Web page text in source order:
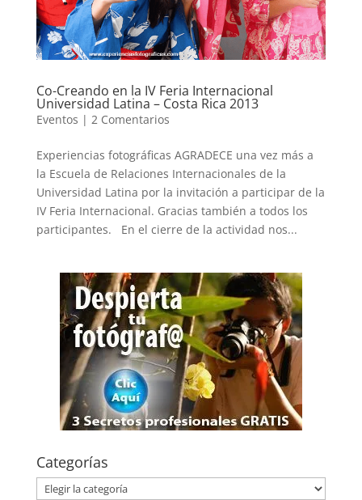
Co-Creando en la IV Feria Internacional
Universidad Latina – Costa Rica 2013
Eventos | 2 Comentarios
Experiencias fotográficas AGRADECE una vez más a
la Escuela de Relaciones Internacionales de la
Universidad Latina por la invitación a participar de la
IV Feria Internacional. Gracias también a todos los
participantes. En el cierre de la actividad nos...
Categorías
Categorías